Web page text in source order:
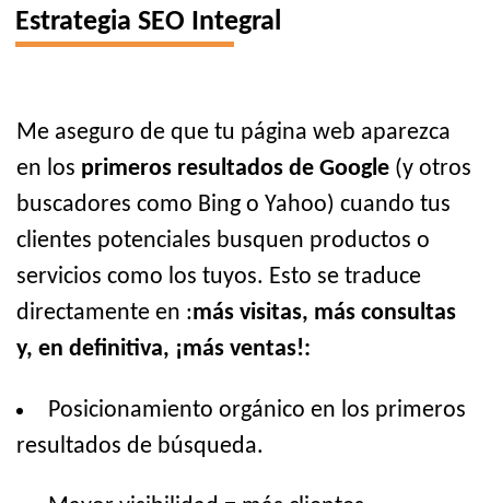
Estrategia SEO Integral
Me aseguro de que tu página web aparezca
en los primeros resultados de Google (y otros
buscadores como Bing o Yahoo) cuando tus
clientes potenciales busquen productos o
servicios como los tuyos. Esto se traduce
directamente en :más visitas, más consultas
y, en definitiva, ¡más ventas!:
Posicionamiento orgánico en los primeros
resultados de búsqueda.